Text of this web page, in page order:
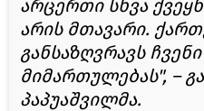
არცერთი სხვა
არის მთავარი.
განსაზღვრავს
მიმართულებას", –
პაპუაშვილმა.